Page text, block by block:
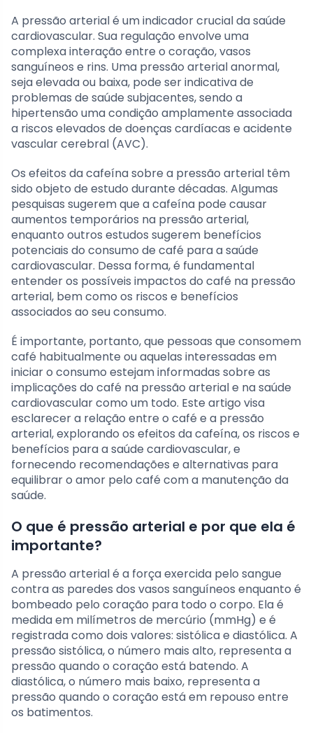
A pressão arterial é um indicador crucial da saúde
cardiovascular. Sua regulação envolve uma
complexa interação entre o coração, vasos
sanguíneos e rins. Uma pressão arterial anormal,
seja elevada ou baixa, pode ser indicativa de
problemas de saúde subjacentes, sendo a
hipertensão uma condição amplamente associada
a riscos elevados de doenças cardíacas e acidente
vascular cerebral (AVC).
Os efeitos da cafeína sobre a pressão arterial têm
sido objeto de estudo durante décadas. Algumas
pesquisas sugerem que a cafeína pode causar
aumentos temporários na pressão arterial,
enquanto outros estudos sugerem benefícios
potenciais do consumo de café para a saúde
cardiovascular. Dessa forma, é fundamental
entender os possíveis impactos do café na pressão
arterial, bem como os riscos e benefícios
associados ao seu consumo.
É importante, portanto, que pessoas que consomem
café habitualmente ou aquelas interessadas em
iniciar o consumo estejam informadas sobre as
implicações do café na pressão arterial e na saúde
cardiovascular como um todo. Este artigo visa
esclarecer a relação entre o café e a pressão
arterial, explorando os efeitos da cafeína, os riscos e
benefícios para a saúde cardiovascular, e
fornecendo recomendações e alternativas para
equilibrar o amor pelo café com a manutenção da
saúde.
O que é pressão arterial e por que ela é
importante?
A pressão arterial é a força exercida pelo sangue
contra as paredes dos vasos sanguíneos enquanto é
bombeado pelo coração para todo o corpo. Ela é
medida em milímetros de mercúrio (mmHg) e é
registrada como dois valores: sistólica e diastólica. A
pressão sistólica, o número mais alto, representa a
pressão quando o coração está batendo. A
diastólica, o número mais baixo, representa a
pressão quando o coração está em repouso entre
os batimentos.